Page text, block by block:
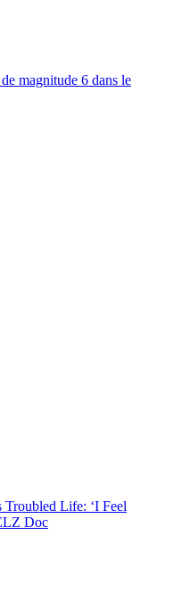
magnitude 6 dans le
Life: ‘I Feel
Doc